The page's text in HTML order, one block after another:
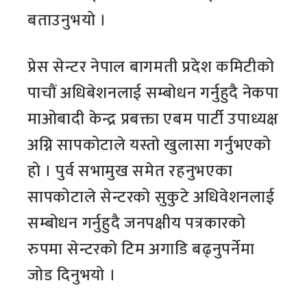
बताउनुभयो ।
प्रेस सेन्टर नेपाल बागमती प्रदेश कमिटीको
पाचौं अधिबेशनलाई सम्बोधन गर्नुहुदै नेकपा
माओबादी केन्द्र प्रबक्ता एबम पार्टी उपाध्यक्ष
अग्नि सापकोटाले यस्तो खुलासा गर्नुभएको
हो । पुर्व सभामुख समेत रहनुभएका
सापकोटाले सेन्टरको सुकुटे अधिवेशनलाई
सम्बोधन गर्नुहुदै जनपक्षीय पत्रकारको
रुपमा सेन्टरको टिम अगाडि बढ्नुपर्नेमा
जोड दिनुभयो ।